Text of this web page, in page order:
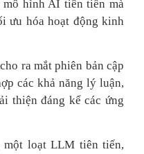
mô hình AI tiên tiến mà
ưu hóa hoạt động kinh
ra mắt phiên bản cập
các khả năng lý luận,
thiện đáng kể các ứng
một loạt LLM tiên tiến,